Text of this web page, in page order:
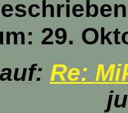
29.
Re: